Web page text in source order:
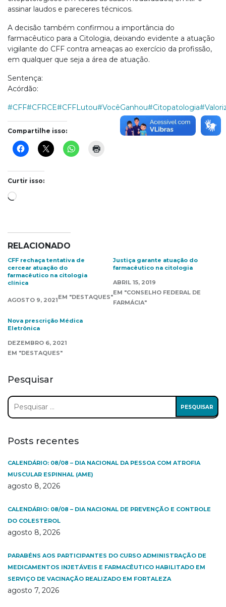
assinar laudos e pareceres técnicos.
A decisão também confirmou a importância do
farmacêutico para a Citologia, deixando evidente a atuação
vigilante do CFF contra ameaças ao exercício da profissão,
em qualquer que seja a área de atuação.
Sentença:
Acórdão:
#CFF#CFRCE#CFFLutou#VocêGanhou#Citopatologia
Compartilhe isso:
Curtir isso:
Carregando...
RELACIONADO
CFF rechaça tentativa de
cercear atuação do
farmacêutico na citologia
clínica
AGOSTO 9, 2021EM "DESTAQUES"
Justiça garante atuação do
farmacêutico na citologia
ABRIL 15, 2019
EM "CONSELHO FEDERAL DE
FARMÁCIA"
Nova prescrição Médica
Eletrônica
DEZEMBRO 6, 2021
EM "DESTAQUES"
Pesquisar
Pesquisar
por:
Posts recentes
CALENDÁRIO: 08/08 – DIA NACIONAL DA PESSOA COM ATROFIA
MUSCULAR ESPINHAL (AME)
agosto 8, 2026
CALENDÁRIO: 08/08 – DIA NACIONAL DE PREVENÇÃO E CONTROLE
DO COLESTEROL
agosto 8, 2026
PARABÉNS AOS PARTICIPANTES DO CURSO ADMINISTRAÇÃO DE
MEDICAMENTOS INJETÁVEIS E FARMACÊUTICO HABILITADO EM
SERVIÇO DE VACINAÇÃO REALIZADO EM FORTALEZA
agosto 7, 2026